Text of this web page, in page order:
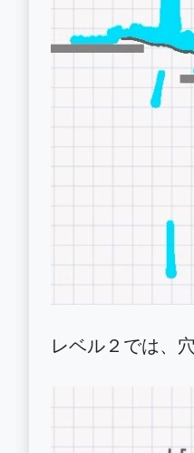
レベル２では、